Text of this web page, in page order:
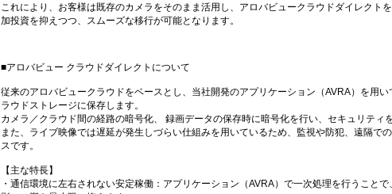
これにより、お客様は既存のカメラをそのまま活用し、アロバビュークラウドダイレクト
加投資を抑えつつ、スムーズな移行が可能となります。
■アロバビュー クラウドダイレクトについて
従来のアロバビュークラウドをベースとし、当社開発のアプリケーション（AVRA）を用
ラウドストレージに保存します。
カメラ／クラウド間の経路の暗号化、 録画データの保存時に暗号化を行い、セキュリティ
また、ライブ映像では遅延が発生しづらい仕組みを用いているため、監視や防犯、遠隔で
スです。
【主な特長】
・通信環境に左右されない安定稼働：アプリケーション（AVRA）で一次処理を行うこと